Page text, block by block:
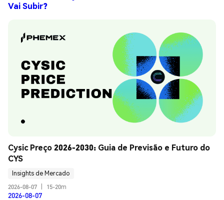
Vai Subir?
Cysic Preço 2026-2030: Guia de Previsão e Futuro do
CYS
Insights de Mercado
2026-08-07
15-20m
2026-08-07